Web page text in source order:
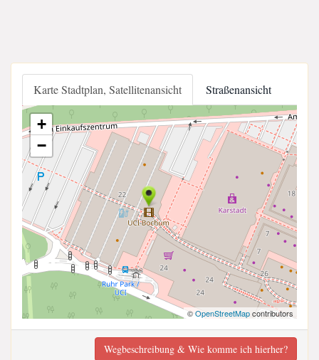
Karte Stadtplan, Satellitenansicht Straßenansicht
+
−
©OpenStreetMapcontributors
Wegbeschreibung & Wie komme ich hierher?